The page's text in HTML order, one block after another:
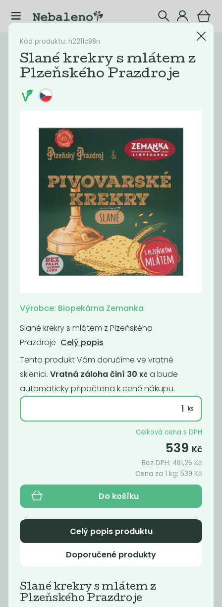
Katalog Potraviny
Filtrovat produkty
Pomerančové
sušenky s...
199Kč/ Kg
Novinka
Lékořice sekaná
309Kč/ Kg
Novinka
čokoláda
Oblíbené
Jáhlové piškoty
bez lepku
/ Kg
Oblíbené
piškotky s
vegan...
cukrové krustě
Kód produktu: h2211c98n
Slané krekry s mlátem z
Plzeňského Prazdroje
Výrobce: Biopekárna Zemanka
Slané krekry s mlátem z Plzeňského
Prazdroje Celý popis
Tento produkt Vám doručíme ve vratné
sklenici. Vratná záloha činí 30 Kč a bude
automaticky připočtena k ceně nákupu.
Celková cena s DPH
539 Kč
Bez DPH: 481,25 Kč
Cena za 1 kg: 539 Kč
Do košíku
Celý popis produktu
Doporučené produkty
Slané krekry s mlátem z
Plzeňského Prazdroje